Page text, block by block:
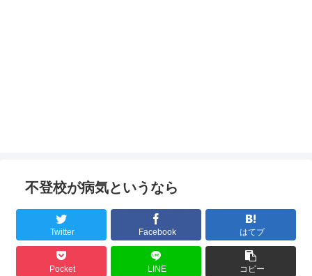
不登校が病気というなら
Twitter Facebook はてブ
Pocket LINE コピー